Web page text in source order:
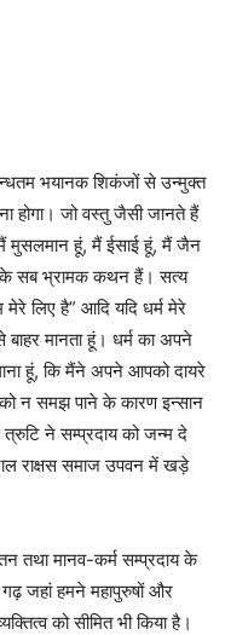
भयानक शिकंजों से उन्मुक्त
होगा। जो वस्तु जैसी जानते हैं
मैं मुसलमान हूं, मैं ईसाई हूं, मैं जैन
के सब भ्रामक कथन हैं। सत्य
लिए है” आदि यदि धर्म मेरे
मानता हूं। धर्म का अपने
हूं, कि मैंने अपने आपको दायरे
न समझ पाने के कारण इन्सान
ने सम्प्रदाय को जन्म दे
राक्षस समाज उपवन में खड़े
तथा मानव-कर्म सम्प्रदाय के
जहां हमने महापुरुषों और
को सीमित भी किया है।